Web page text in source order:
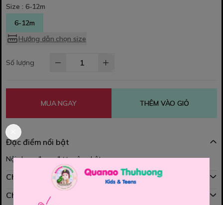
Size : 6-12m
6-12m
Hướng dẫn chọn size
Số lượng
MUA NGAY THÊM VÀO GIỎ
Đặc điểm nổi bật
Nội dung đang được cập nhật
Chính sách mua hàng
Chính sách đổi hàng